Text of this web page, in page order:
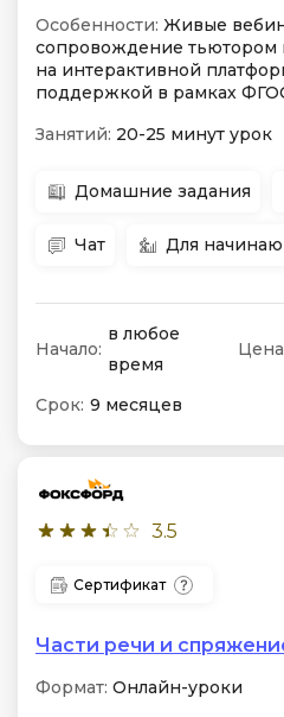
Особенности: Живые
сопровождение тьютором
на интерактивной
поддержкой в рамках
Занятий: 20-25 минут урок
Домашние задания
Чат Для
Начало:
в любое
время
Срок: 9 месяцев
3.5
Сертификат
Части речи и
Формат: Онлайн-уроки